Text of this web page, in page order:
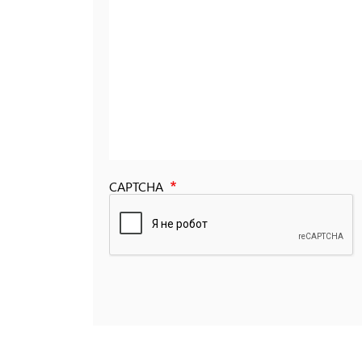
CAPTCHA